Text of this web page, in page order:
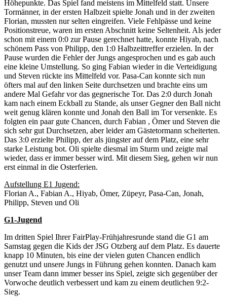
Höhepunkte. Das Spiel fand meistens im Mittelfeld statt. Unsere
Tormänner, in der ersten Halbzeit spielte Jonah und in der zweiten
Florian, mussten nur selten eingreifen. Viele Fehlpässe und keine
Positionstreue, waren im ersten Abschnitt keine Seltenheit. Als jeder
schon mit einem 0:0 zur Pause gerechnet hatte, konnte Hiyab, nach
schönem Pass von Philipp, den 1:0 Halbzeittreffer erzielen. In der
Pause wurden die Fehler der Jungs angesprochen und es gab auch
eine kleine Umstellung. So ging Fabian wieder in die Verteidigung
und Steven rückte ins Mittelfeld vor. Pasa-Can konnte sich nun
öfters mal auf den linken Seite durchsetzen und brachte eins um
andere Mal Gefahr vor das gegnerische Tor. Das 2:0 durch Jonah
kam nach einem Eckball zu Stande, als unser Gegner den Ball nicht
weit genug klären konnte und Jonah den Ball im Tor versenkte. Es
folgten ein paar gute Chancen, durch Fabian , Ömer und Steven die
sich sehr gut Durchsetzen, aber leider am Gästetormann scheiterten.
Das 3:0 erzielte Philipp, der als jüngster auf dem Platz, eine sehr
starke Leistung bot. Oli spielte diesmal im Sturm und zeigte mal
wieder, dass er immer besser wird. Mit diesem Sieg, gehen wir nun
erst einmal in die Osterferien.
Aufstellung E1 Jugend:
Florian A., Fabian A., Hiyab, Ömer, Züpeyr, Pasa-Can, Jonah,
Philipp, Steven und Oli
G1-Jugend
Im dritten Spiel Ihrer FairPlay-Frühjahresrunde stand die G1 am
Samstag gegen die Kids der JSG Otzberg auf dem Platz. Es dauerte
knapp 10 Minuten, bis eine der vielen guten Chancen endlich
genutzt und unsere Jungs in Führung gehen konnten. Danach kam
unser Team dann immer besser ins Spiel, zeigte sich gegenüber der
Vorwoche deutlich verbessert und kam zu einem deutlichen 9:2-
Sieg.